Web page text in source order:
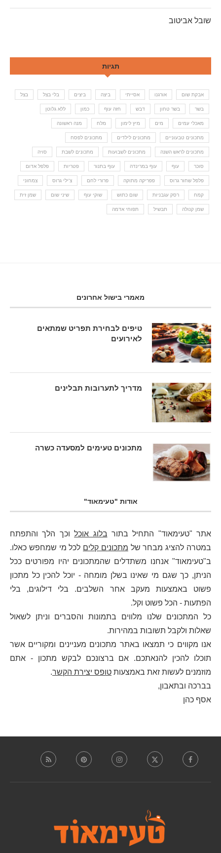
שובל אביטוב
תגיות
אבקת שום אורגנו אסייתי ביצה ביצים בלי בצל בצל
בשר בשר טחון דבש חזה עוף כמון ללא גלוטן
מאכלי עמים מים מיץ לימון מלח מנה ראשונה
מתכונים טבעוניים מתכונים לילדים מתכונים לפסח
מתכונים לראש השנה מתכונים לשבועות מתכונים לשבת סויה
סוכר עוף עוף במרינדה עוף בתנור פטריות פלפל אדום
פלפל שחור גרוס פפריקה מתוקה פרורי לחם צ'ילי גרוס צמחוני
קמח רסק עגבניות שום כתוש שוקי עוף שיני שום שמן זית
שמן קנולה תבשיל תפוחי אדמה
מאמרי בישול אחרונים
טיפים לבחירת תפריט שמתאים
לאירועים
מדריך לתערובות תבלינים
מתכונים טעימים למסעדה כשרה
אודות "טעימאוד"
אתר "טעימאוד" התחיל בתור בלוג אוכלוכך הלך והתפתח
במטרה להציג מבחר של מתכונים קלים לכל מי שמחפש כאלו.
ב"טעימאוד" אנחנו משתדלים שהמתכונים יהיו מפורטים ככל
הניתן, כך שגם מי שאינו בשלן מומחה - יוכל להכין כל מתכון
פשוט באמצעות מעקב אחר השלבים. בלי דילוגים, בלי
הפתעות - הכל פשוט וקל.
כל המתכונים שלנו מלווים בתמונות והסברים וניתן לשאול
שאלות ולקבל תשובות במהירות.
אנו מקווים כי תמצאו באתר מתכונים מעניינים ומקוריים אשר
תוכלו להכין להנאתכם. אם ברצונכם לבקש מתכון - אתם
מוזמנים לעשות זאת באמצעות טופס יצירת הקשר.
בברכה ובתאבון,
אסף כהן